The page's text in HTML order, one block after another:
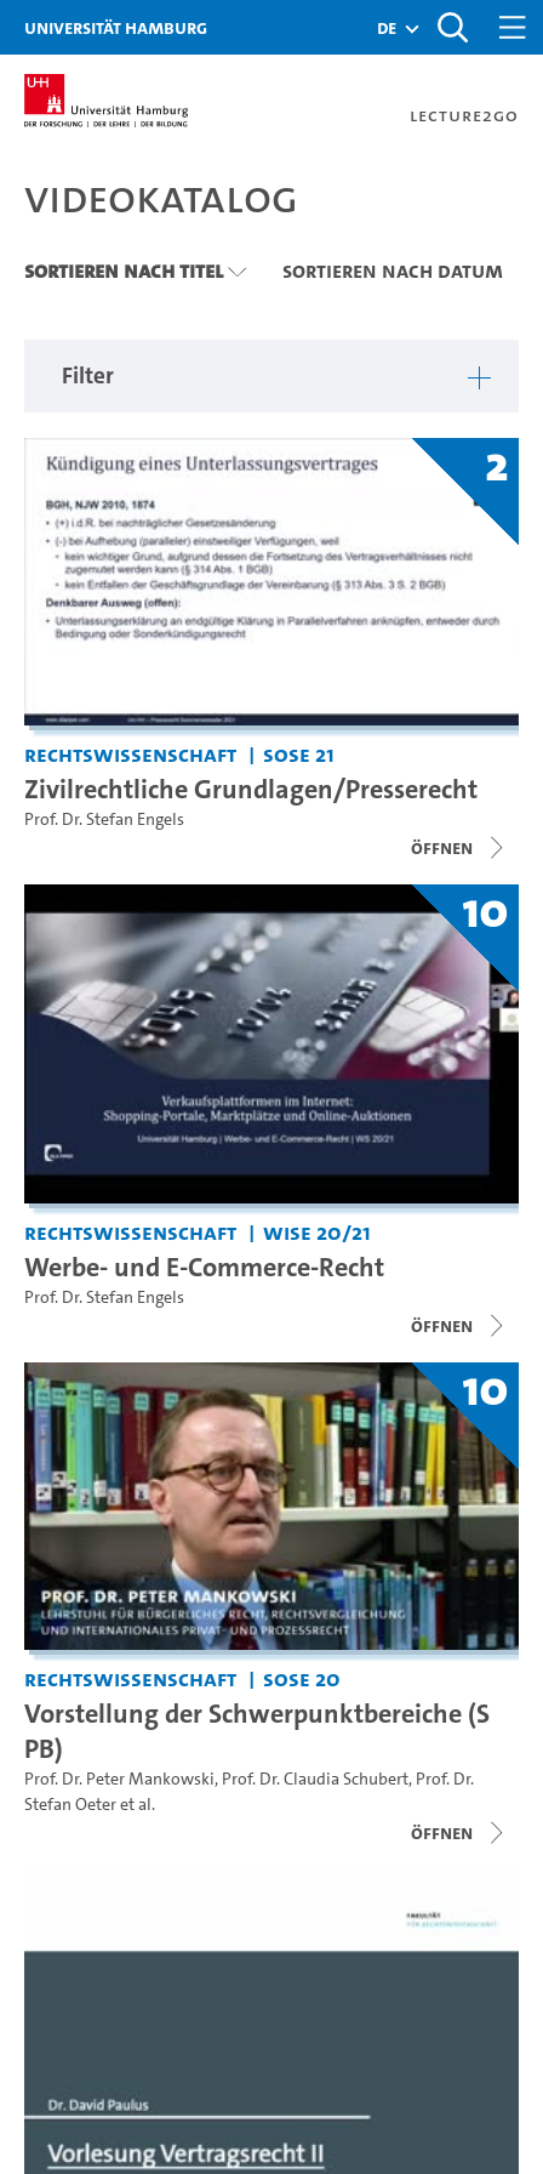
Zu den Filtern
Zur Metanavigation
Zur Hauptnavigation
Zur Suche
Zum Inhalt
Zum Seitenfuss
Universität Hamburg de
Lecture2Go
Videokatalog
Videokatalog
Sortieren nach Titel Sortieren nach Datum
Filter
2
Rechtswissenschaft SoSe 21
Zivilrechtliche Grundlagen/Presserecht
Prof. Dr. Stefan Engels
Öffnen
10
Rechtswissenschaft WiSe 20/21
Werbe- und E-Commerce-Recht
Prof. Dr. Stefan Engels
Öffnen
10
Rechtswissenschaft SoSe 20
Vorstellung der Schwerpunktbereiche (S
PB)
Prof. Dr. Peter Mankowski, Prof. Dr. Claudia Schubert, Prof. Dr.
Stefan Oeteret al.
Öffnen